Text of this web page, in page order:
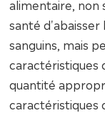
alimentaire, non
santé d'abaisser
sanguins, mais
caractéristiques
quantité
caractéristiques